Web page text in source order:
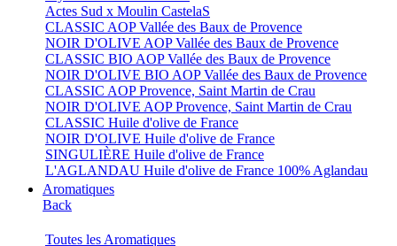
Actes Sud x Moulin CastelaS
CLASSIC AOP Vallée des Baux de Provence
NOIR D'OLIVE AOP Vallée des Baux de Provence
CLASSIC BIO AOP Vallée des Baux de Provence
NOIR D'OLIVE BIO AOP Vallée des Baux de Provence
CLASSIC AOP Provence, Saint Martin de Crau
NOIR D'OLIVE AOP Provence, Saint Martin de Crau
CLASSIC Huile d'olive de France
NOIR D'OLIVE Huile d'olive de France
SINGULIÈRE Huile d'olive de France
L'AGLANDAU Huile d'olive de France 100% Aglandau
Aromatiques
Back
Toutes les Aromatiques